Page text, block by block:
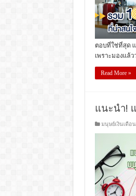
ตอบที่ใช่ที่สุด
เพราะมองแล้
Read More »
แนะนำ!
มนุษย์เงินเดือน